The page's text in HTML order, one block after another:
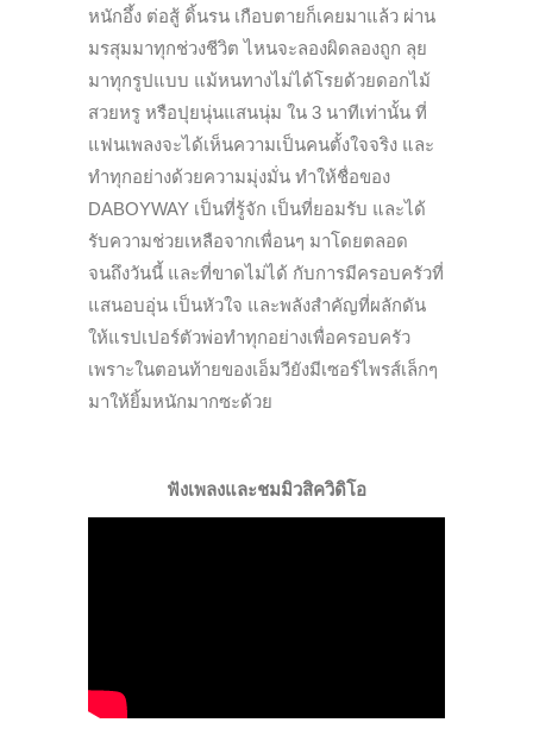
หนักอึ้ง ต่อสู้ ดิ้นรน เกือบตายก็เคยมาแล้ว ผ่าน
มรสุมมาทุกช่วงชีวิต ไหนจะลองผิดลองถูก ลุย
มาทุกรูปแบบ แม้หนทางไม่ได้โรยด้วยดอกไม้
สวยหรู หรือปุยนุ่นแสนนุ่ม ใน 3 นาทีเท่านั้น ที่
แฟนเพลงจะได้เห็นความเป็นคนตั้งใจจริง และ
ทำทุกอย่างด้วยความมุ่งมั่น ทำให้ชื่อของ
DABOYWAY เป็นที่รู้จัก เป็นที่ยอมรับ และได้
รับความช่วยเหลือจากเพื่อนๆ มาโดยตลอด
จนถึงวันนี้ และที่ขาดไม่ได้ กับการมีครอบครัวที่
แสนอบอุ่น เป็นหัวใจ และพลังสำคัญที่ผลักดัน
ให้แรปเปอร์ตัวพ่อทำทุกอย่างเพื่อครอบครัว
เพราะในตอนท้ายของเอ็มวียังมีเซอร์ไพรส์เล็กๆ
มาให้ยิ้มหนักมากซะด้วย
ฟังเพลงและชมมิวสิควิดิโอ